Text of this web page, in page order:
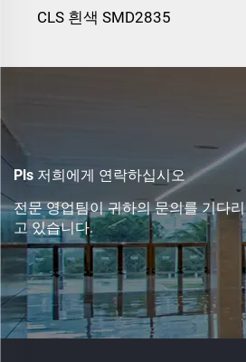
CLS 흰색 SMD2835
라이트
Pls 저희에게 연락하십시오
전문 영업팀이 귀하의 문의를 기다리
고 있습니다.